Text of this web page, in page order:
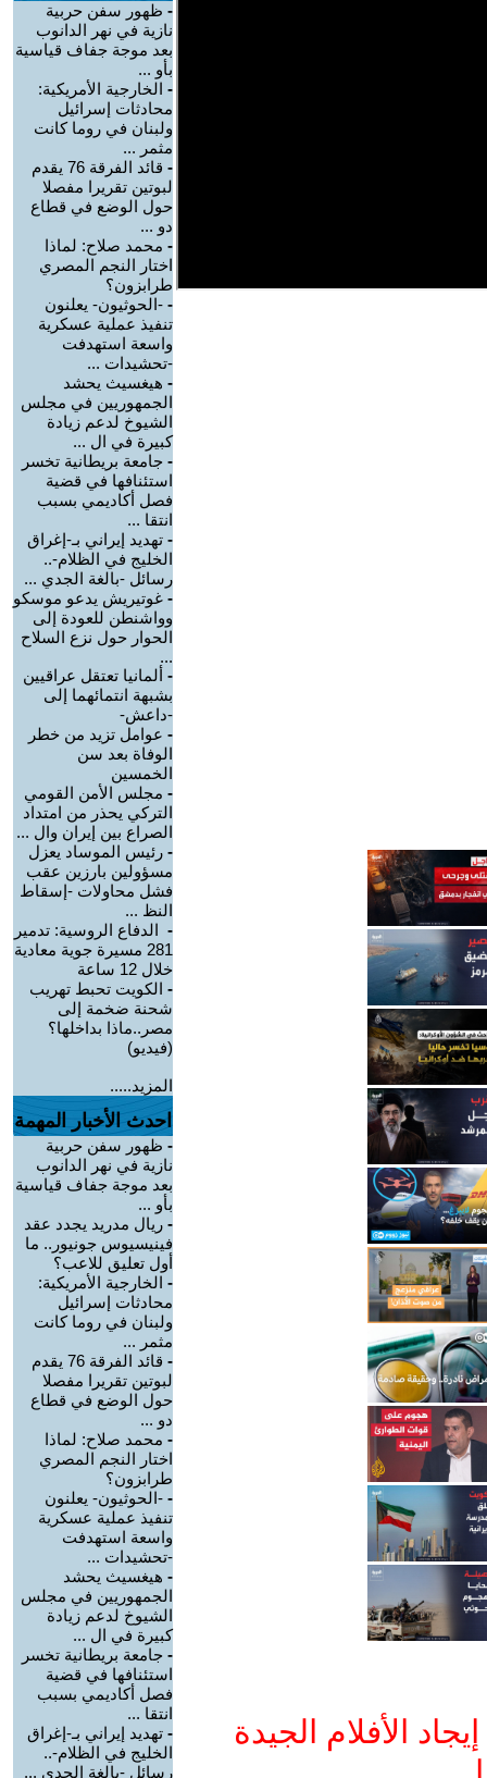
الأفلام الجيدة
- ظهور سفن حربية
نازية في نهر الدانوب
بعد موجة جفاف قياسية
بأو ...
- الخارجية الأمريكية:
محادثات إسرائيل
ولبنان في روما كانت
مثمر ...
-
قائد الفرقة 76 يقدم
لبوتين تقريرا مفصلا
حول الوضع في قطاع
دو ...
- محمد صلاح: لماذا
اختار النجم المصري
طرابزون؟
- -الحوثيون- يعلنون
تنفيذ عملية عسكرية
واسعة استهدفت
-تحشيدات ...
- هيغسيث يحشد
الجمهوريين في مجلس
الشيوخ لدعم زيادة
كبيرة في ال ...
- جامعة بريطانية تخسر
استئنافها في قضية
فصل أكاديمي بسبب
انتقا ...
- تهديد إيراني بـ-إغراق
الخليج في الظلام-..
رسائل -بالغة الجدي ...
- غوتيريش يدعو موسكو
وواشنطن للعودة إلى
الحوار حول نزع السلاح
...
- ألمانيا تعتقل عراقيين
بشبهة انتمائهما إلى
-داعش-
- عوامل تزيد من خطر
الوفاة بعد سن
الخمسين
- مجلس الأمن القومي
التركي يحذر من امتداد
الصراع بين إيران وال ...
- رئيس الموساد يعزل
مسؤولين بارزين عقب
فشل محاولات -إسقاط
النظ ...
- الدفاع الروسية: تدمير
281 مسيرة جوية معادية
خلال 12 ساعة
- الكويت تحبط تهريب
شحنة ضخمة إلى
مصر..ماذا بداخلها؟
(فيديو)
المزيد.....
احدث الأخبار المهمة
- ظهور سفن حربية
نازية في نهر الدانوب
بعد موجة جفاف قياسية
بأو ...
- ريال مدريد يجدد عقد
فينيسيوس جونيور.. ما
أول تعليق للاعب؟
- الخارجية الأمريكية:
محادثات إسرائيل
ولبنان في روما كانت
مثمر ...
-
قائد الفرقة 76 يقدم
لبوتين تقريرا مفصلا
حول الوضع في قطاع
دو ...
- محمد صلاح: لماذا
اختار النجم المصري
طرابزون؟
- -الحوثيون- يعلنون
تنفيذ عملية عسكرية
واسعة استهدفت
-تحشيدات ...
- هيغسيث يحشد
الجمهوريين في مجلس
الشيوخ لدعم زيادة
كبيرة في ال ...
- جامعة بريطانية تخسر
استئنافها في قضية
فصل أكاديمي بسبب
انتقا ...
- تهديد إيراني بـ-إغراق
الخليج في الظلام-..
رسائل -بالغة الجدي ...